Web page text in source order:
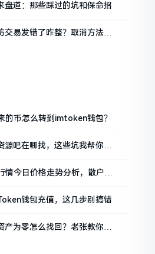
道：那些踩过的坑和保命招
易发错了咋整？取消方法告
的币怎么转到imtoken钱包？
吧在哪找，这些坑我帮你趟
情今日价格走势分析，散户如
钱包充值，这几步别搞错
为零怎么找回？老张教你几